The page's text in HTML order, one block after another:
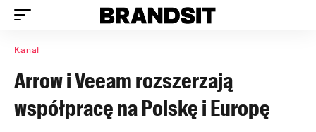
Kanał
Arrow i Veeam rozszerzają
współpracę na Polskę i Europę